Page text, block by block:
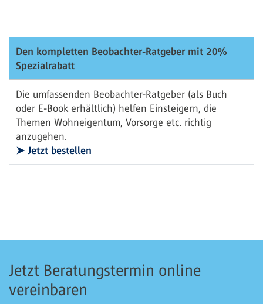
Den kompletten Beobachter-Ratgeber mit 20%
Spezialrabatt
Die umfassenden Beobachter-Ratgeber (als Buch
oder E-Book erhältlich) helfen Einsteigern, die
Themen Wohneigentum, Vorsorge etc. richtig
anzugehen.
➤ Jetzt bestellen
Jetzt Beratungstermin online
vereinbaren